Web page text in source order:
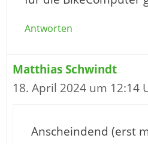
Antworten
Matthias Schwindt
18. April 2024 um 12:14
Anscheindend (erst